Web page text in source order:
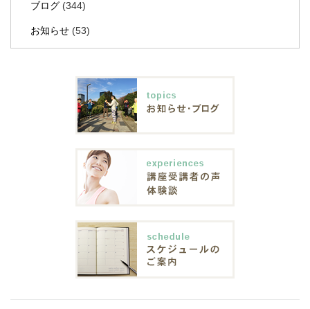
ブログ (344)
お知らせ (53)